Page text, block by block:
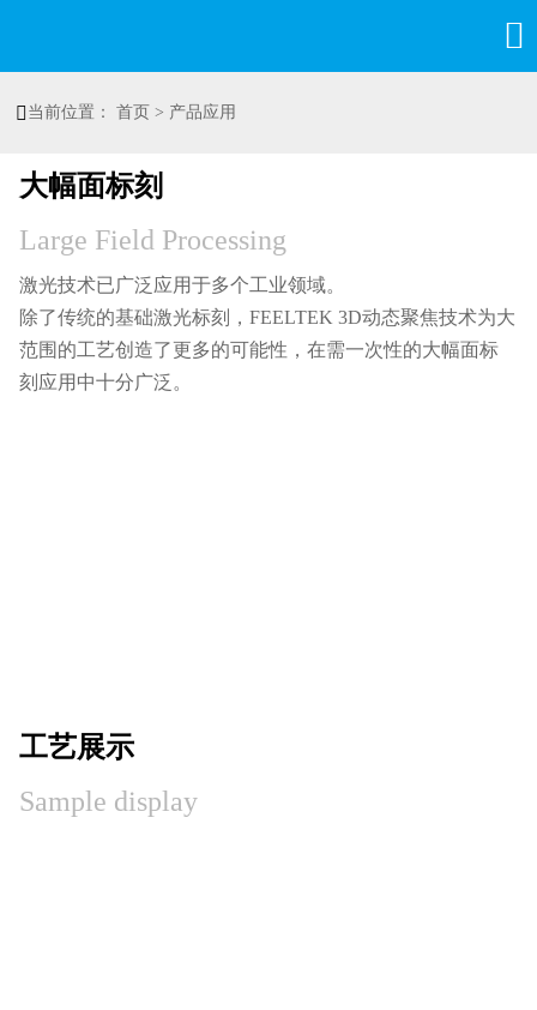

 当前位置： 首页 > 产品应用
大幅面标刻
Large Field Processing
激光技术已广泛应用于多个工业领域。
除了传统的基础激光标刻，FEELTEK 3D动态聚焦技术为大
范围的工艺创造了更多的可能性，在需一次性的大幅面标
刻应用中十分广泛。
工艺展示
Sample display